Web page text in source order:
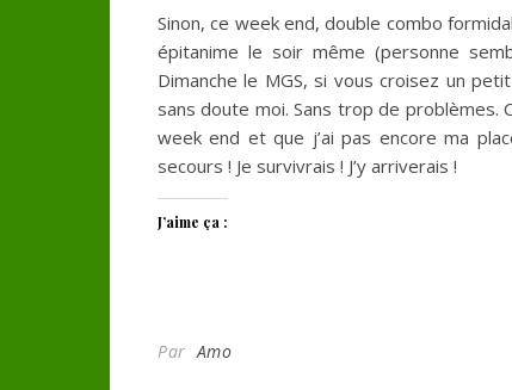
Sinon, ce week end, double combo
épitanime le soir même (personne
Dimanche le MGS, si vous croisez un
sans doute moi. Sans trop de problèmes.
week end et que j’ai pas encore ma
secours ! Je survivrais ! J’y arriverais !
J’aime ça :
ParAmo